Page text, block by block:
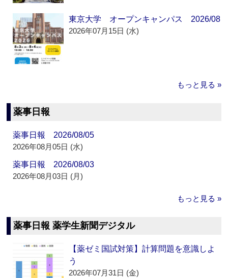
東京大学 オープンキャンパス 2026/08
2026年07月15日 (水)
もっと見る »
薬事日報
薬事日報 2026/08/05
2026年08月05日 (水)
薬事日報 2026/08/03
2026年08月03日 (月)
もっと見る »
薬事日報 薬学生新聞デジタル
【薬ゼミ国試対策】計算問題を意識しよ
う
2026年07月31日 (金)